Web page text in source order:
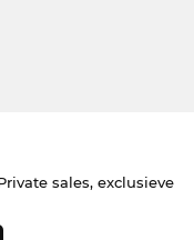
sales, exclusieve